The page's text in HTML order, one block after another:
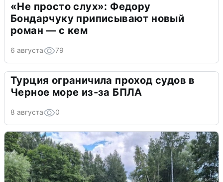
«Не просто слух»: Федору
Бондарчуку приписывают новый
роман — с кем
6 августа 79
Турция ограничила проход судов в
Черное море из-за БПЛА
8 августа 0